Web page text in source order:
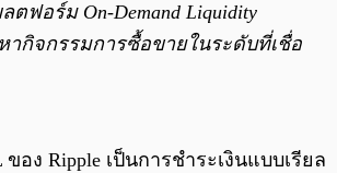
ตฟอร์ม On-Demand Liquidity
ากิจกรรมการซื้อขายในระดับที่เชื่อ
อง Ripple เป็นการชำระเงินแบบเรียล